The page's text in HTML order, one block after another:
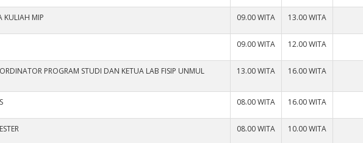
KULIAH MIP 09.00 WITA 13.00 WITA
09.00 WITA 12.00 WITA
PROGRAM STUDI DAN KETUA LAB FISIP UNMUL
13.00 WITA 16.00 WITA
08.00 WITA 16.00 WITA
08.00 WITA 10.00 WITA